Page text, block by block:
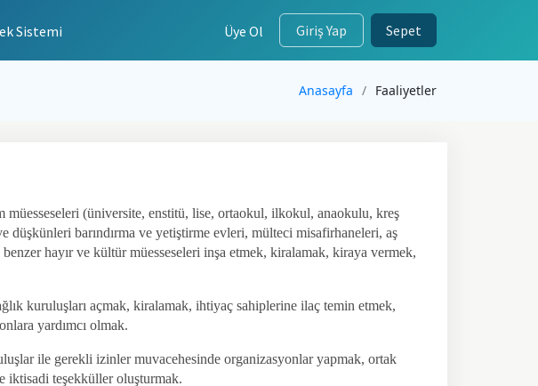
Sistemi Üye Ol Giriş Yap Sepet
Anasayfa Faaliyetler
müesseseleri (üniversite, enstitü, lise, ortaokul, ilkokul, anaokulu, kreş
düşkünleri barındırma ve yetiştirme evleri, mülteci misafirhaneleri, aş
hayır ve kültür müesseseleri inşa etmek, kiralamak, kiraya vermek,
kuruluşları açmak, kiralamak, ihtiyaç sahiplerine ilaç temin etmek,
yardımcı olmak.
ile gerekli izinler muvacehesinde organizasyonlar yapmak, ortak
iktisadi teşekküller oluşturmak.